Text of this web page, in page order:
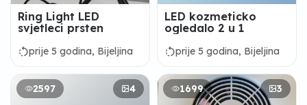
Ring Light LED
svjetleci prsten
rotate_leftprije 5 godina, Bijeljina
LED kozmeticko
ogledalo 2 u 1
rotate_leftprije 5 godina, Bijeljina
2597 4 1699 3